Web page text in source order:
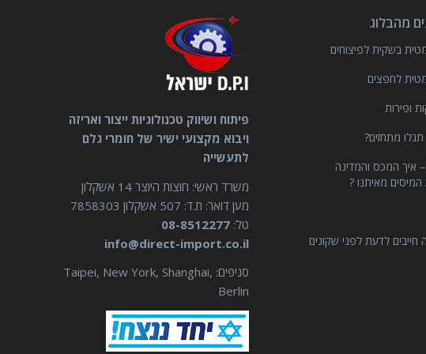
מהבלוג
בשקית לפיצוחים
לחפצים
ופירות
תגלו מתחזים?
– איך המכס והמדינה
מאיתנו ?
חייבים לדעת לפני שקונים
פיתוח ושיווק טכנולוגיות ייצור ואריזה
ויבוא מקצועי ישיר של חומרי גלם
לתעשייה
משרד ראשי: חוצות היוצר 14 אשקלון
מען דואר: ת.ד: 507 אשקלון 7858303
טל: 08-8512277
info@direct-import.co.il
סניפים: Taipei, New York, Shanghai,
Berlin